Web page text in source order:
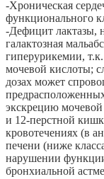
-Хроническая
функционального
-Дефицит лактазы,
галактозная
гиперурикемии,
мочевой кислоты;
дозах может
экскрецию
и 12-перстной
кровотечениях (в
печени (ниже
нарушении
бронхиальной